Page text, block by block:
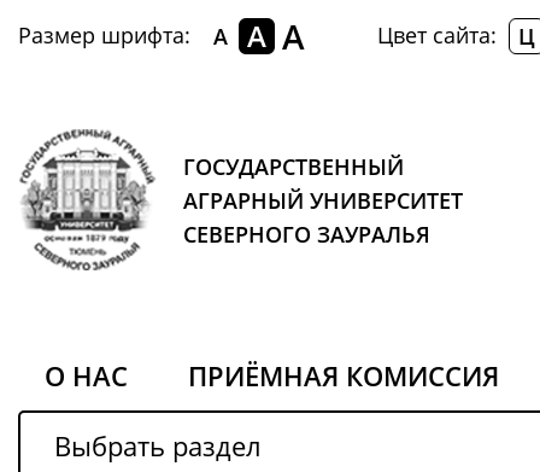
Размер шрифта: A A A Цвет сайта: Ц
ГОСУДАРСТВЕННЫЙ
АГРАРНЫЙ УНИВЕРСИТЕТ
СЕВЕРНОГО ЗАУРАЛЬЯ
О НАС
ПРИЁМНАЯ КОМИССИЯ
Выбрать раздел